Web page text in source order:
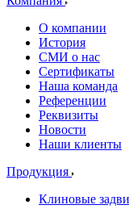
О компании
История
СМИ о нас
Cертификаты
Наша команда
Референции
Реквизиты
Новости
Наши клиенты
Продукция
Клиновые